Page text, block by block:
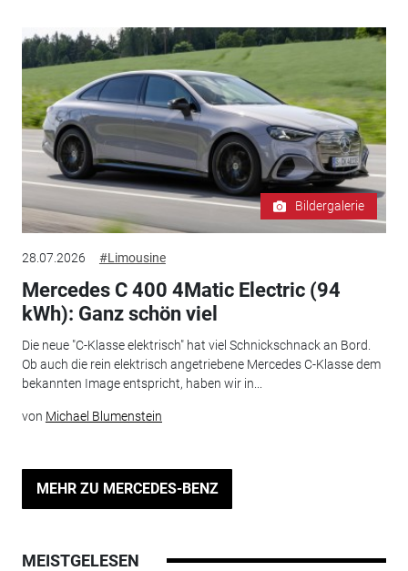
Bildergalerie
28.07.2026 #Limousine
Mercedes C 400 4Matic Electric (94
kWh): Ganz schön viel
Die neue "C-Klasse elektrisch" hat viel Schnickschnack an Bord.
Ob auch die rein elektrisch angetriebene Mercedes C-Klasse dem
bekannten Image entspricht, haben wir in...
von Michael Blumenstein
MEHR ZU MERCEDES-BENZ
MEISTGELESEN